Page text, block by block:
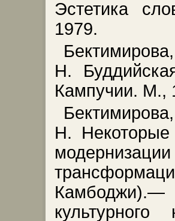
Эстетика
1979.
Н.
Кампучии. М.,
Н. Некоторые